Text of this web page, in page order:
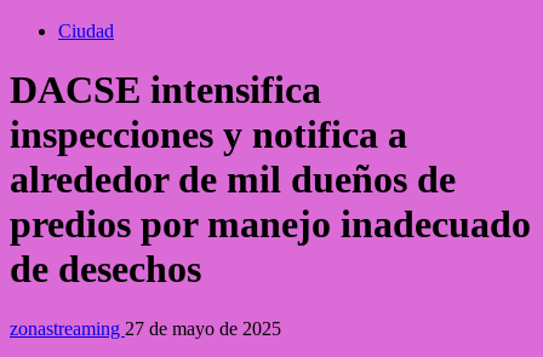
Ciudad
DACSE intensifica
inspecciones y notifica a
alrededor de mil dueños de
predios por manejo inadecuado
de desechos
zonastreaming 27 de mayo de 2025